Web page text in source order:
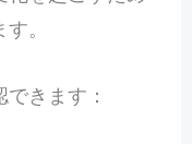
。
きます：